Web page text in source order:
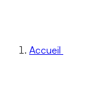
Accueil